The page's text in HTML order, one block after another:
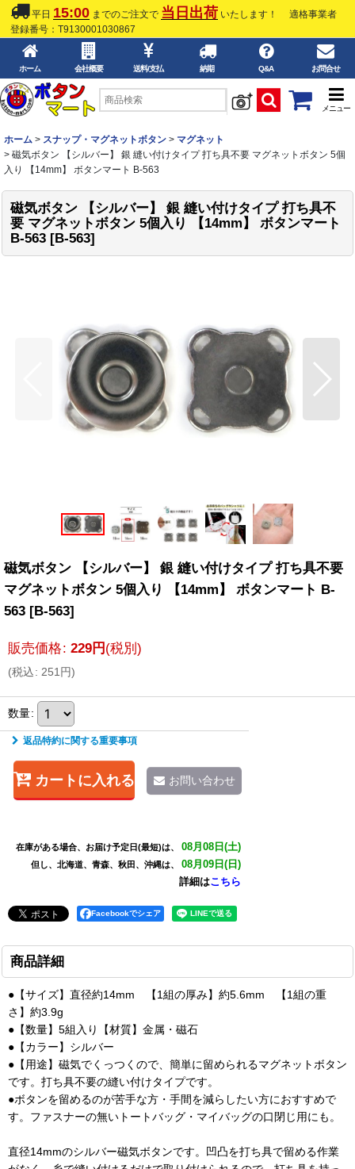
平日 15:00 までのご注文で 当日出荷 いたします！
適格事業者
登録番号：T9130001030867
ホーム 会社概要 送料/支払 納期 Q&A お問合せ
メニュー
ホーム > スナップ・マグネットボタン > マグネット
> 磁気ボタン 【シルバー】 銀 縫い付けタイプ 打ち具不要 マグネットボタン 5個
入り 【14mm】 ボタンマート B-563
磁気ボタン 【シルバー】 銀 縫い付けタイプ 打ち具不
要 マグネットボタン 5個入り 【14mm】 ボタンマート
B-563 [B-563]
磁気ボタン 【シルバー】 銀 縫い付けタイプ 打ち具不要
マグネットボタン 5個入り 【14mm】 ボタンマート B-
563 [B-563]
販売価格: 229円 (税別)
(税込: 251円)
数量:
返品特約に関する重要事項
在庫がある場合、お届け予定日(最短)は、 08月08日(土)
但し、北海道、青森、秋田、沖縄は、 08月09日(日)
詳細はこちら
カートに入れる お問い合わせ
Facebookでシェア
商品詳細
●【サイズ】直径約14mm 【1組の厚み】約5.6mm 【1組の重
さ】約3.9g
●【数量】5組入り【材質】金属・磁石
●【カラー】シルバー
●【用途】磁気でくっつくので、簡単に留められるマグネットボタン
です。打ち具不要の縫い付けタイプです。
●ボタンを留めるのが苦手な方・手間を減らしたい方におすすめで
す。ファスナーの無いトートバッグ・マイバッグの口閉じ用にも。
直径14mmのシルバー磁気ボタンです。凹凸を打ち具で留める作業